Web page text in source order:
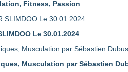
Fitness, Passion
Le 30.01.2024
Musculation par Sébastien